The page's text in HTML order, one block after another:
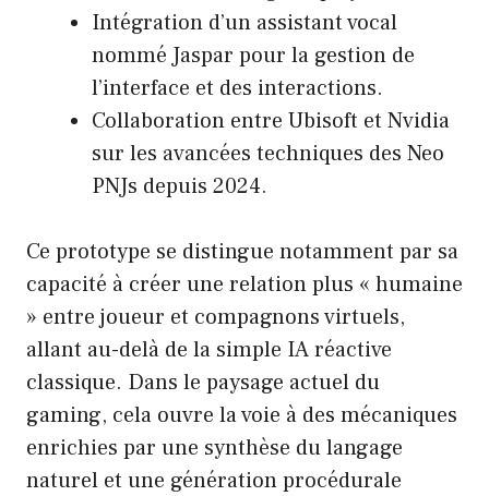
Intégration d’un assistant vocal
nommé Jaspar pour la gestion de
l’interface et des interactions.
Collaboration entre Ubisoft et Nvidia
sur les avancées techniques des Neo
PNJs depuis 2024.
Ce prototype se distingue notamment par sa
capacité à créer une relation plus « humaine
» entre joueur et compagnons virtuels,
allant au-delà de la simple IA réactive
classique. Dans le paysage actuel du
gaming, cela ouvre la voie à des mécaniques
enrichies par une synthèse du langage
naturel et une génération procédurale